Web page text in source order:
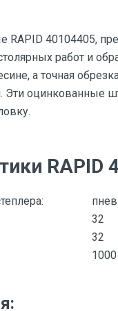
RAPID 40104405,
работ и
а точная
оцинкованные
RAPID
32
32
1000